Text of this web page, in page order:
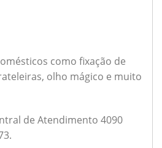
como fixação de
olho mágico e muito
de Atendimento 4090